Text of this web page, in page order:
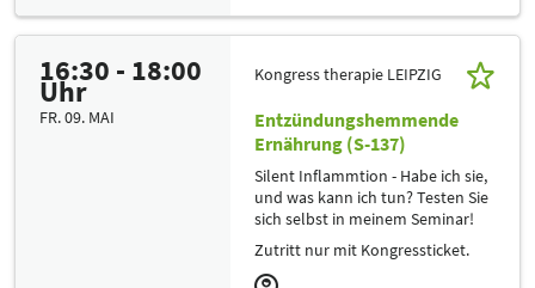
16:30 - 18:00
Uhr
FR. 09. MAI
Kongress therapie LEIPZIG
Entzündungshemmende
Ernährung (S-137)
Silent Inflammtion - Habe ich sie,
und was kann ich tun? Testen Sie
sich selbst in meinem Seminar!
Zutritt nur mit Kongressticket.